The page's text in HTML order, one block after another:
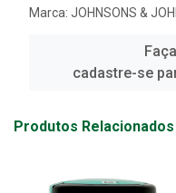
Marca: JOHNSONS &
cadastre-se
Produtos Relacionados